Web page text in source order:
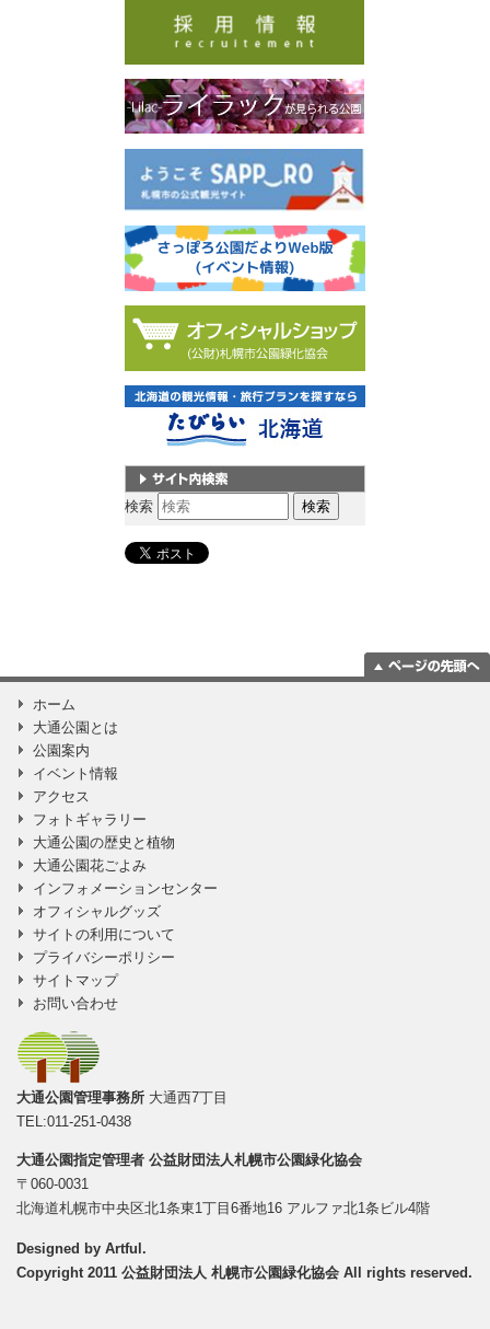
サイト内検索
検索
ホーム
大通公園とは
公園案内
イベント情報
アクセス
フォトギャラリー
大通公園の歴史と植物
大通公園花ごよみ
インフォメーションセンター
オフィシャルグッズ
サイトの利用について
プライバシーポリシー
サイトマップ
お問い合わせ
大通公園管理事務所 大通西7丁目
TEL:011-251-0438
大通公園指定管理者 公益財団法人札幌市公園緑化協会
〒060-0031
北海道札幌市中央区北1条東1丁目6番地16 アルファ北1条ビル4階
Designed by Artful .
Copyright 2011 公益財団法人 札幌市公園緑化協会 All rights reserved.